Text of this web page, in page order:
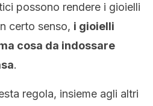
possono rendere i gioielli
certo senso, i gioielli
cosa da indossare
.
regola, insieme agli altri